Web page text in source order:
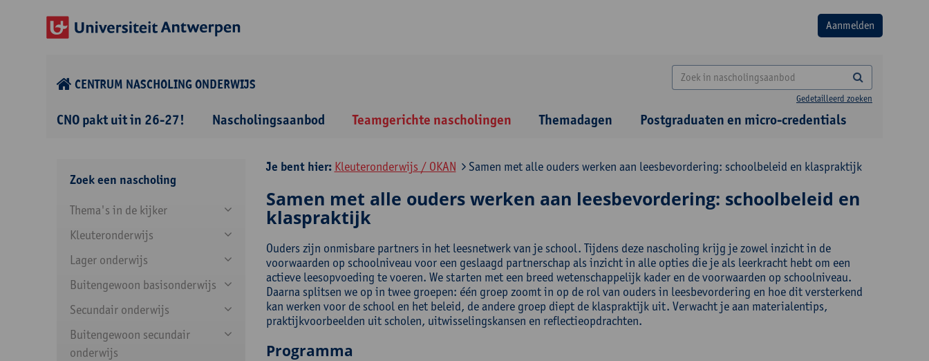
CENTRUM NASCHOLING ONDERWIJS
Gedetailleerd zoeken
CNO pakt uit in 26-27! Nascholingsaanbod Teamgerichte nascholingen Themadagen Postgraduaten en micro-credentials
Zoek een nascholing
Thema's in de kijker
Kleuteronderwijs
Lager onderwijs
Buitengewoon basisonderwijs
Secundair onderwijs
Buitengewoon secundair
onderwijs
Je bent hier: Kleuteronderwijs / OKAN Samen met alle ouders werken aan leesbevordering: schoolbeleid en klaspraktijk
Samen met alle ouders werken aan leesbevordering: schoolbeleid en
klaspraktijk
Ouders zijn onmisbare partners in het leesnetwerk van je school. Tijdens deze nascholing krijg je zowel inzicht in de
voorwaarden op schoolniveau voor een geslaagd partnerschap als inzicht in alle opties die je als leerkracht hebt om een
actieve leesopvoeding te voeren. We starten met een breed wetenschappelijk kader en de voorwaarden op schoolniveau.
Daarna splitsen we op in twee groepen: één groep zoomt in op de rol van ouders in leesbevordering en hoe dit versterkend
kan werken voor de school en het beleid, de andere groep diept de klaspraktijk uit. Verwacht je aan materialentips,
praktijkvoorbeelden uit scholen, uitwisselingskansen en reflectieopdrachten.
Programma